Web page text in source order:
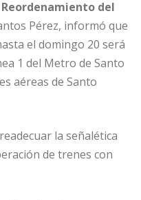
m
p
ar
ti
Reordenamiento del
Pérez, informó que
el domingo 20 será
1 del Metro de Santo
aéreas de Santo
la señalética
de trenes con